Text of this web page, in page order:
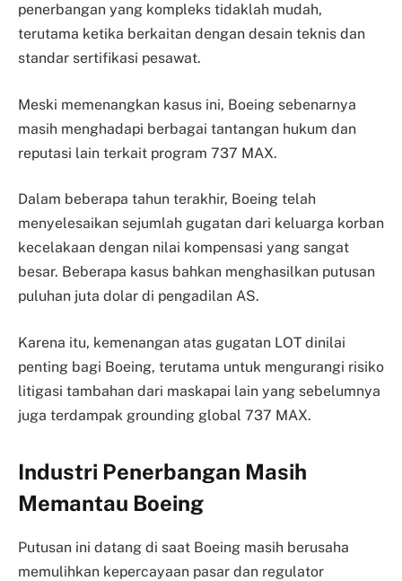
penerbangan yang kompleks tidaklah mudah,
terutama ketika berkaitan dengan desain teknis dan
standar sertifikasi pesawat.
Meski memenangkan kasus ini, Boeing sebenarnya
masih menghadapi berbagai tantangan hukum dan
reputasi lain terkait program 737 MAX.
Dalam beberapa tahun terakhir, Boeing telah
menyelesaikan sejumlah gugatan dari keluarga korban
kecelakaan dengan nilai kompensasi yang sangat
besar. Beberapa kasus bahkan menghasilkan putusan
puluhan juta dolar di pengadilan AS.
Karena itu, kemenangan atas gugatan LOT dinilai
penting bagi Boeing, terutama untuk mengurangi risiko
litigasi tambahan dari maskapai lain yang sebelumnya
juga terdampak grounding global 737 MAX.
Industri Penerbangan Masih
Memantau Boeing
Putusan ini datang di saat Boeing masih berusaha
memulihkan kepercayaan pasar dan regulator